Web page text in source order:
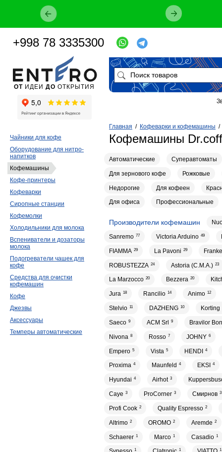
Главная / Кофеварки и кофемашины
Кофемашины
Автоматические Суперавтоматы
Для зернового кофе Рожковые
Недорогие Для кофеен
Для офиса Профессиональные
Производители кофемашин
Sanremo 77 Victoria Arduino 49
FIAMMA 29 La Pavoni 29 Franke
ROBUSTEZZA 24 Astoria (C.M.A.) 23
La Marzocco 20 Bezzera 20
Jura 18 Rancilio 14 Animo 12
Stelvio 11 DAZHENG 10 Korting
Saeco 9 ACM Srl 9 Bravilor
Nivona 8 Rosso 7 JOHNY 6
Empero 5 Vista 5 HENDI 4
Proxima 4 Maunfeld 4 EKSI 4
Hyundai 4 Airhot 3
Caye 3 ProCorner 3 Смирнов 3
Profi Cook 2 Quality Espresso 2
Altrimo 2 OROMO 2 Aremde 2
Schaerer 1 Marco 1 Casadio 1
1 1 1
Чайники для кофе
Оборудование для нитро-
напитков
Кофемашины
Кофе-принтеры
Кофеварки
Сиропные станции
Кофемолки
Холодильники для молока
Вспениватели и дозаторы
молока
Подогреватели чашек для
кофе
Средства для очистки
кофемашин
Кофе
Джезвы
Аксессуары
Темперы автоматические
ОТ ИДЕИ ДО ОТКРЫТИЯ
+998 78 3335300